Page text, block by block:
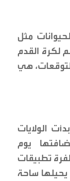
مثل
لكرة القدم
هي
الولايات
يوم
تطبيقات
يحيلها ساحة